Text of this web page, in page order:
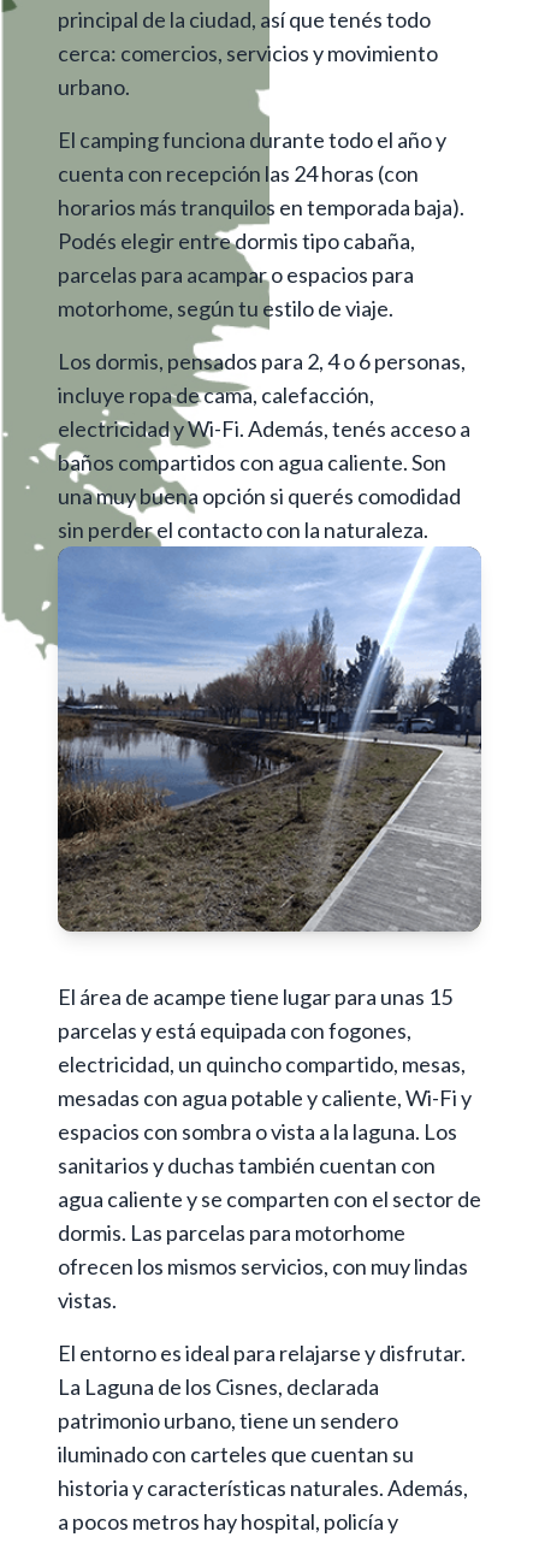
principal de la ciudad, así que tenés todo
cerca: comercios, servicios y movimiento
urbano.
El camping funciona durante todo el año y
cuenta con recepción las 24 horas (con
horarios más tranquilos en temporada baja).
Podés elegir entre dormis tipo cabaña,
parcelas para acampar o espacios para
motorhome, según tu estilo de viaje.
Los dormis, pensados para 2, 4 o 6 personas,
incluye ropa de cama, calefacción,
electricidad y Wi-Fi. Además, tenés acceso a
baños compartidos con agua caliente. Son
una muy buena opción si querés comodidad
sin perder el contacto con la naturaleza.
El área de acampe tiene lugar para unas 15
parcelas y está equipada con fogones,
electricidad, un quincho compartido, mesas,
mesadas con agua potable y caliente, Wi-Fi y
espacios con sombra o vista a la laguna. Los
sanitarios y duchas también cuentan con
agua caliente y se comparten con el sector de
dormis. Las parcelas para motorhome
ofrecen los mismos servicios, con muy lindas
vistas.
El entorno es ideal para relajarse y disfrutar.
La Laguna de los Cisnes, declarada
patrimonio urbano, tiene un sendero
iluminado con carteles que cuentan su
historia y características naturales. Además,
a pocos metros hay hospital, policía y